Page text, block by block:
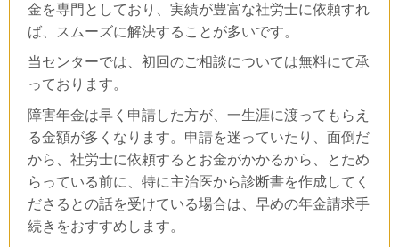
金を専門としており、実績が豊富な社労士に依頼すれ
ば、スムーズに解決することが多いです。
当センターでは、初回のご相談については無料にて承
っております。
障害年金は早く申請した方が、一生涯に渡ってもらえ
る金額が多くなります。申請を迷っていたり、面倒だ
から、社労士に依頼するとお金がかかるから、とため
らっている前に、特に主治医から診断書を作成してく
ださるとの話を受けている場合は、早めの年金請求手
続きをおすすめします。